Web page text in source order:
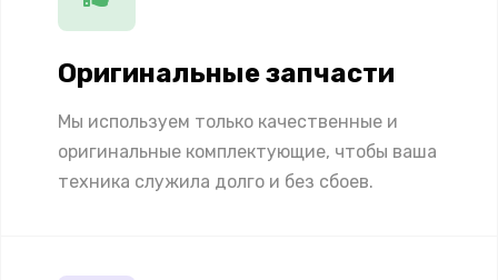
Оригинальные запчасти
Мы используем только качественные и
оригинальные комплектующие, чтобы ваша
техника служила долго и без сбоев.